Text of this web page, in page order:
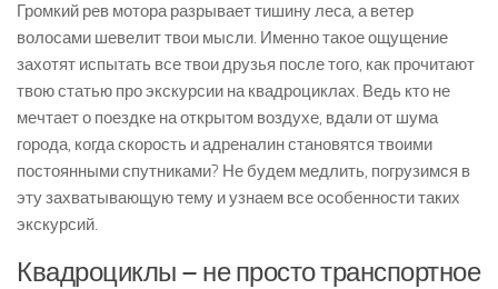
Громкий рев мотора разрывает тишину леса, а ветер
волосами шевелит твои мысли. Именно такое ощущение
захотят испытать все твои друзья после того, как прочитают
твою статью про экскурсии на квадроциклах. Ведь кто не
мечтает о поездке на открытом воздухе, вдали от шума
города, когда скорость и адреналин становятся твоими
постоянными спутниками? Не будем медлить, погрузимся в
эту захватывающую тему и узнаем все особенности таких
экскурсий.
Квадроциклы – не просто транспортное